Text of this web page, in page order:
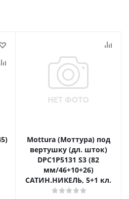
Mottura (Моттура) под
вертушку (дл. шток)
DPC1P5131 S3 (82
мм/46+10+26)
САТИН.НИКЕЛЬ, 5+1 кл.